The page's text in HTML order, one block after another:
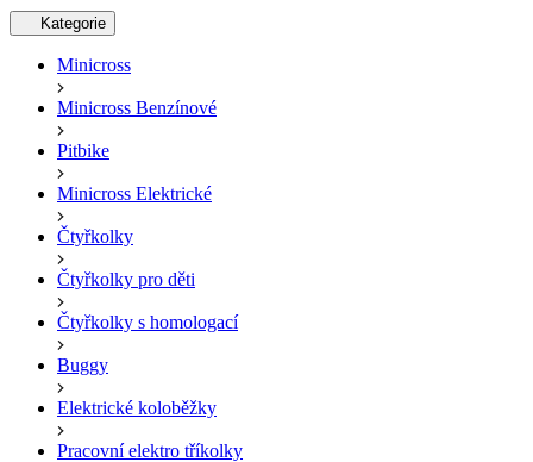
Kategorie
Minicross
Minicross Benzínové
Pitbike
Minicross Elektrické
Čtyřkolky
Čtyřkolky pro děti
Čtyřkolky s homologací
Buggy
Elektrické koloběžky
Pracovní elektro tříkolky